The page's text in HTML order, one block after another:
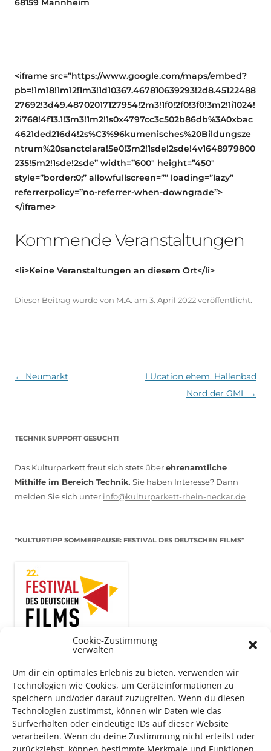
Cookie-Zustimmung
verwalten
Um dir ein optimales Erlebnis zu bieten, verwenden wir
Technologien wie Cookies, um Geräteinformationen zu
speichern und/oder darauf zuzugreifen. Wenn du diesen
Technologien zustimmst, können wir Daten wie das
Surfverhalten oder eindeutige IDs auf dieser Website
verarbeiten. Wenn du deine Zustimmung nicht erteilst oder
zurückziehst, können bestimmte Merkmale und Funktionen
68159 Mannheim
<iframe src=”https://www.google.com/maps/embed?
pb=!1m18!1m12!1m3!1d10367.467810639293!2d8.45122488
27692!3d49.48702017127954!2m3!1f0!2f0!3f0!3m2!1i1024!
2i768!4f13.1!3m3!1m2!1s0x4797cc3c502b86db%3A0xbac
4621ded216d4!2s%C3%96kumenisches%20Bildungsze
ntrum%20sanctclara!5e0!3m2!1sde!2sde!4v1648979800
235!5m2!1sde!2sde” width=”600″ height=”450″
style=”border:0;” allowfullscreen=”” loading=”lazy”
referrerpolicy=”no-referrer-when-downgrade”>
</iframe>
Kommende Veranstaltungen
<li>Keine Veranstaltungen an diesem Ort</li>
Dieser Beitrag wurdevon M.A. am 3. April 2022veröffentlicht.
Beitragsnavigation
← Neumarkt
LUcation ehem. Hallenbad
Nord der GML →
TECHNIK SUPPORT GESUCHT!
Das Kulturparkett freut sich stets überehrenamtliche
Mithilfe im Bereich Technik. Sie haben Interesse? Dann
melden Sie sich unter info@kulturparkett-rhein-neckar.de
*KULTURTIPP SOMMERPAUSE: FESTIVAL DES DEUTSCHEN FILMS*
Auch dieses Jahr findet wieder das
Festival des deutschen
Filmsin Ludwigshafen statt.
Vom 19. August bist zum 9. SeptemberhabenKulturpass-
Inhaber*innen freien Eintrittzu den Vorstellungen – 30